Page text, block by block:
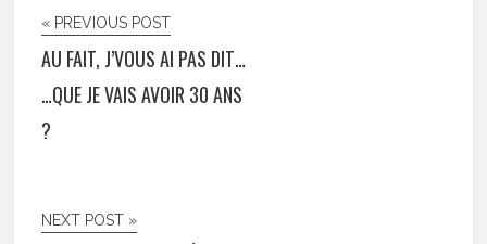
« PREVIOUS POST
AU FAIT, J’VOUS AI PAS DIT…
…QUE JE VAIS AVOIR 30 ANS
?
NEXT POST »